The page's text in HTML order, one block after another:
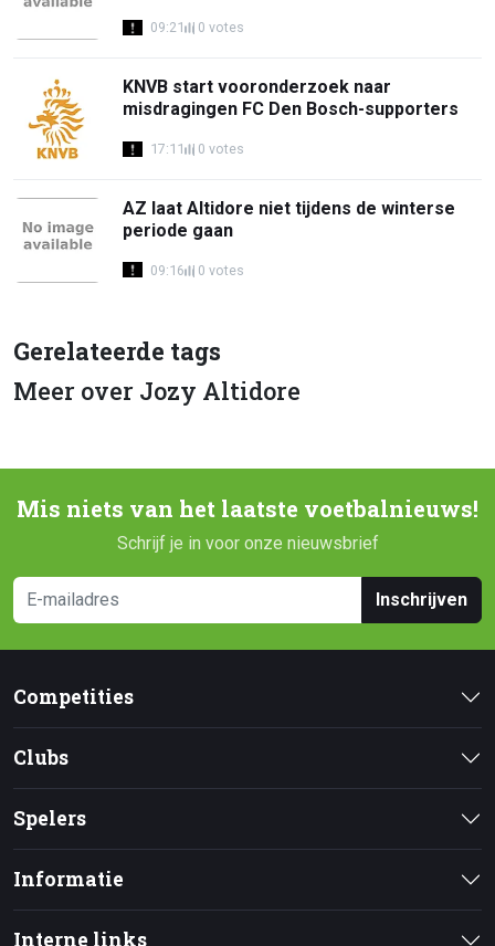
09:21 0 votes
KNVB start vooronderzoek naar
misdragingen FC Den Bosch-supporters
17:11 0 votes
AZ laat Altidore niet tijdens de winterse
periode gaan
09:16 0 votes
Gerelateerde tags
Meer over Jozy Altidore
Mis niets van het laatste voetbalnieuws!
Schrijf je in voor onze nieuwsbrief
Inschrijven
Competities
Clubs
Spelers
Informatie
Interne links